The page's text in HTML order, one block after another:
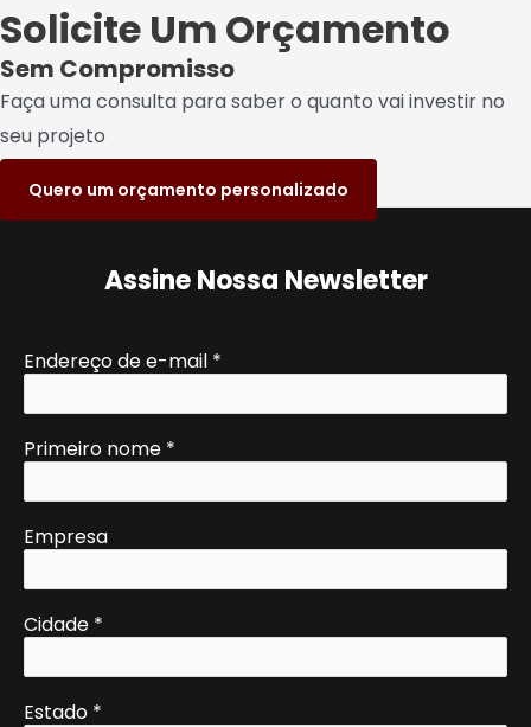
Solicite Um Orçamento
Sem Compromisso
Faça uma consulta para saber o quanto vai investir no
seu projeto
Quero um orçamento personalizado
Assine Nossa Newsletter
Endereço de e-mail *
Primeiro nome *
Empresa
Cidade *
Estado *